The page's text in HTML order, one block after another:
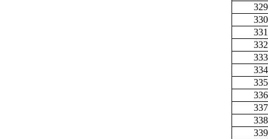
329
330
331
332
333
334
335
336
337
338
339